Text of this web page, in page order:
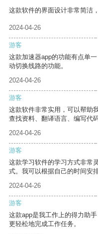
这款软件的界面设计非常简洁
2024-04-26
游客
这款加速器app的功能有点单
动切换线路的功能。
2024-04-26
游客
这款软件非常实用，可以帮助
查找资料、翻译语言、编写代码
2024-04-26
游客
这款学习软件的学习方式非常
式。我可以根据自己的时间安
2024-04-26
游客
这款app是我工作上的得力助
更轻松地完成工作任务。